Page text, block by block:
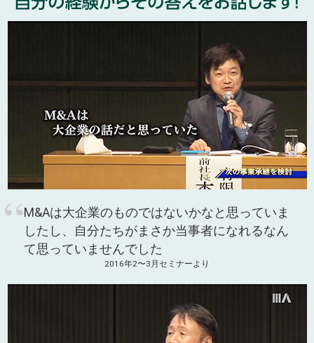
M&Aは大企業のものではないかなと 思っていま
したし、
自分たちがまさか当事者になれるなん
て思っていませんでした
2016年2〜3月セミナーより